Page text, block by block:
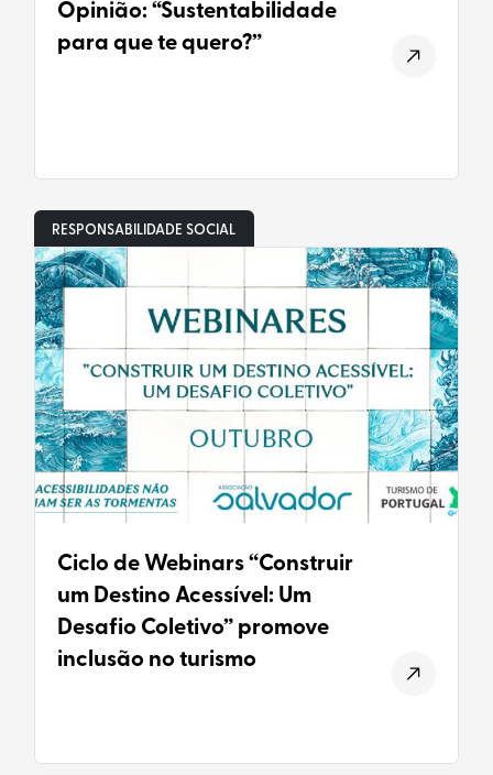
Opinião: “Sustentabilidade
para que te quero?”
RESPONSABILIDADE SOCIAL
Ciclo de Webinars “Construir
um Destino Acessível: Um
Desafio Coletivo” promove
inclusão no turismo